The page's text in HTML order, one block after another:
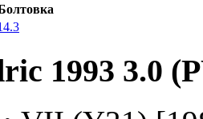
1993 3.0